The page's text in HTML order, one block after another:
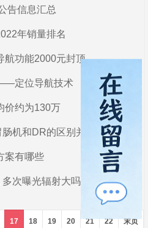
告信息汇总
年销量排名
航功能2000元封顶
定位导航技术
价约为130万
机和DR的区别并不大
案有哪些
次曝光辐射大吗
17 18 19 20 21 22 末页